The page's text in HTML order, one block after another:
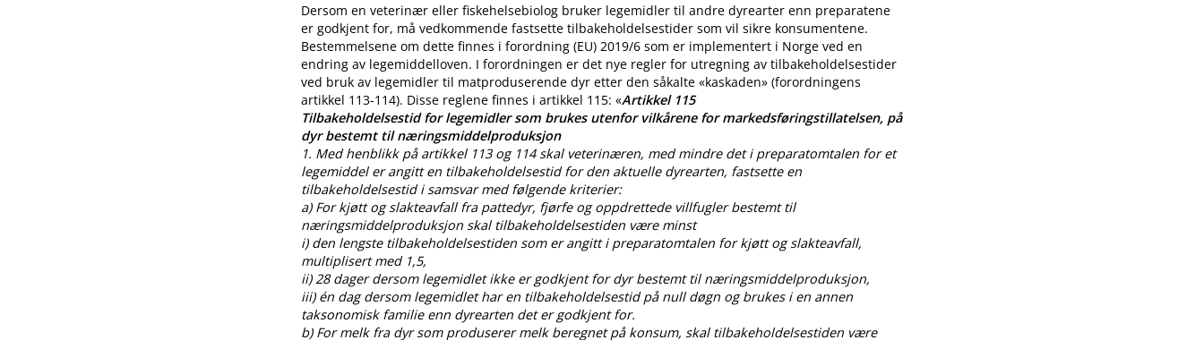
Dersom en veterinær eller fiskehelsebiolog bruker legemidler til andre dyrearter enn preparatene
er godkjent for, må vedkommende fastsette tilbakeholdelsestider som vil sikre konsumentene.
Bestemmelsene om dette finnes i forordning (EU) 2019/6 som er implementert i Norge ved en
endring av legemiddelloven. I forordningen er det nye regler for utregning av tilbakeholdelsestider
ved bruk av legemidler til matproduserende dyr etter den såkalte «kaskaden» (forordningens
artikkel 113-114). Disse reglene finnes i artikkel 115: «Artikkel 115
Tilbakeholdelsestid for legemidler som brukes utenfor vilkårene for markedsføringstillatelsen, på
dyr bestemt til næringsmiddelproduksjon
1. Med henblikk på artikkel 113 og 114 skal veterinæren, med mindre det i preparatomtalen for et
legemiddel er angitt en tilbakeholdelsestid for den aktuelle dyrearten, fastsette en
tilbakeholdelsestid i samsvar med følgende kriterier:
a) For kjøtt og slakteavfall fra pattedyr, fjørfe og oppdrettede villfugler bestemt til
næringsmiddelproduksjon skal tilbakeholdelsestiden være minst
i) den lengste tilbakeholdelsestiden som er angitt i preparatomtalen for kjøtt og slakteavfall,
multiplisert med 1,5,
ii) 28 dager dersom legemidlet ikke er godkjent for dyr bestemt til næringsmiddelproduksjon,
iii) én dag dersom legemidlet har en tilbakeholdelsestid på null døgn og brukes i en annen
taksonomisk familie enn dyrearten det er godkjent for.
b) For melk fra dyr som produserer melk beregnet på konsum, skal tilbakeholdelsestiden være